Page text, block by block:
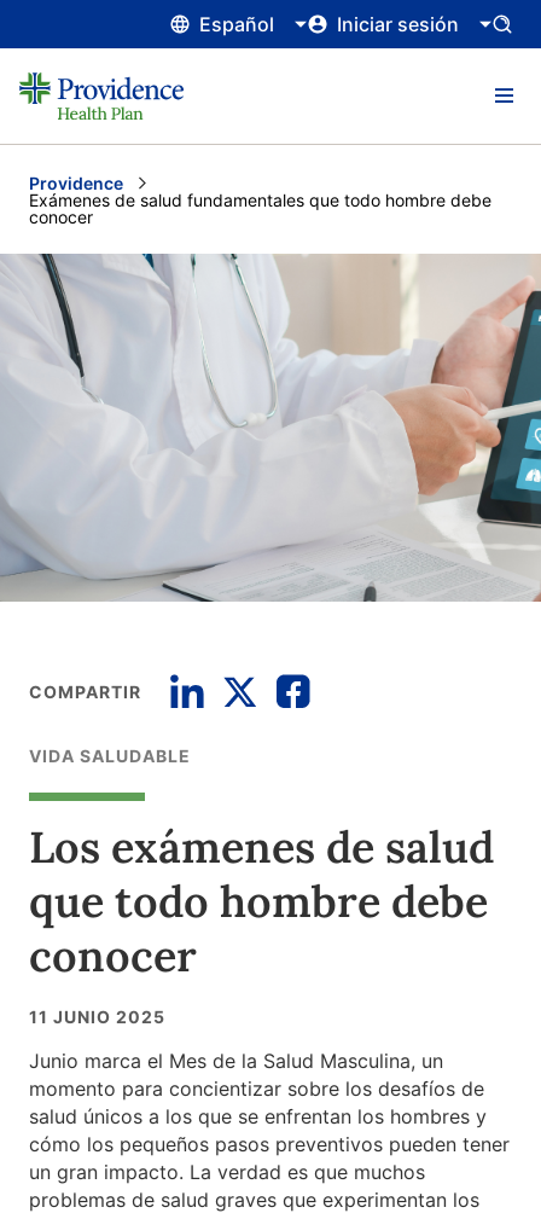
Español Iniciar sesión
Providence
Current:
Exámenes de salud fundamentales que todo hombre debe
conocer
COMPARTIR
VIDA SALUDABLE
Los exámenes de salud
que todo hombre debe
conocer
11 JUNIO 2025
Junio marca el Mes de la Salud Masculina, un
momento para concientizar sobre los desafíos de
salud únicos a los que se enfrentan los hombres y
cómo los pequeños pasos preventivos pueden tener
un gran impacto. La verdad es que muchos
problemas de salud graves que experimentan los